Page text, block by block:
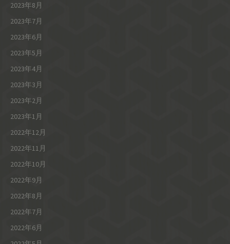
2023年8月
2023年7月
2023年6月
2023年5月
2023年4月
2023年3月
2023年2月
2023年1月
2022年12月
2022年11月
2022年10月
2022年9月
2022年8月
2022年7月
2022年6月